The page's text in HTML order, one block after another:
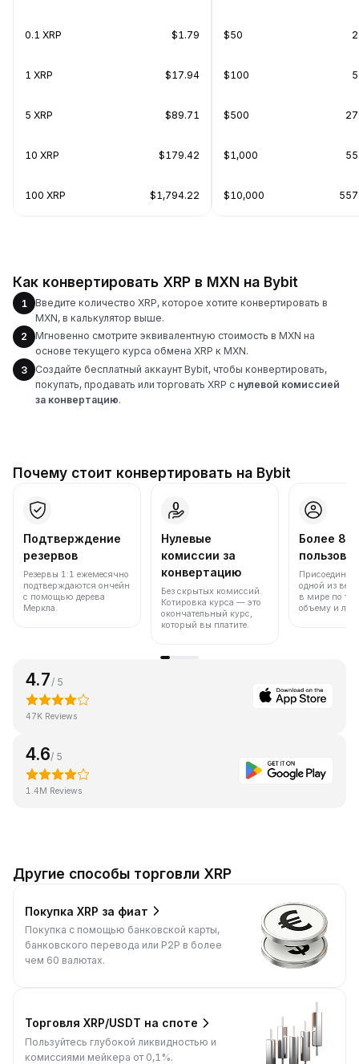
0.1 XRP $1.79
1 XRP $17.94
5 XRP $89.71
10 XRP $179.42
100 XRP $1,794.22
$50
$100
$500
$1,000
$10,000
Как конвертировать XRP в MXN на Bybit
1
Введите количество XRP, которое хотите конвертировать в
MXN, в калькулятор выше.
2
Мгновенно смотрите эквивалентную стоимость в MXN на
основе текущего курса обмена XRP к MXN.
3
Создайте бесплатный аккаунт Bybit, чтобы конвертировать,
покупать, продавать или торговать XRP с нулевой комиссией
за конвертацию.
Почему стоит конвертировать на Bybit
Подтверждение
резервов
Резервы 1:1 ежемесячно
подтверждаются ончейн
с помощью дерева
Меркла.
Нулевые
комиссии за
конвертацию
Без скрытых комиссий.
Котировка курса — это
окончательный курс,
который вы платите.
Более 86
одной из
в мире по
объему и
4.7 / 5
47K Reviews
4.6/ 5
1.4M Reviews
Другие способы торговли XRP
Покупка XRP за фиат
Покупка с помощью банковской карты,
банковского перевода или P2P в более
чем 60 валютах.
Торговля XRP/USDT на споте
Пользуйтесь глубокой ликвидностью и
комиссиями мейкера от 0,1%.